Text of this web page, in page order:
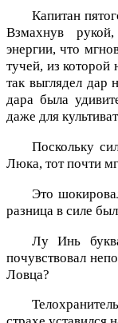
Капитан
Взмахнув
энергии, что
тучей, из которой
так выглядел
дара была
даже для
Поскольку
Люка, тот почти
Это
разница в силе
Лу Инь
почувствовал
Ловца?